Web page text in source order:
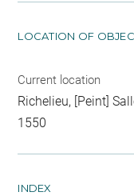
LOCATION OF
Current location
Richelieu, [Peint]
1550
INDEX